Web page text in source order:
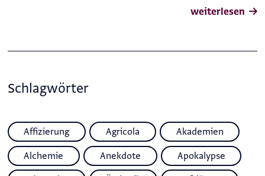
weiterlesen
Schlagwörter
Affizierung Agricola Akademien
Alchemie Anekdote Apokalypse